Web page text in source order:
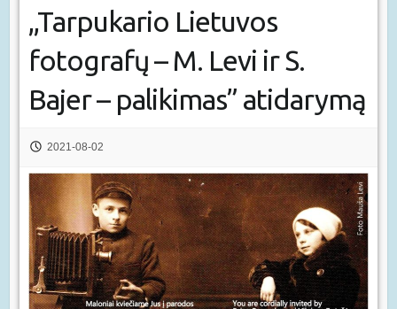
,,Tarpukario Lietuvos
fotografų – M. Levi ir S.
Bajer – palikimas” atidarymą
2021-08-02